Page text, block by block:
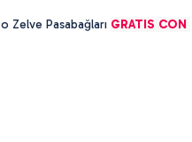
Pasabağları GRATIS CON